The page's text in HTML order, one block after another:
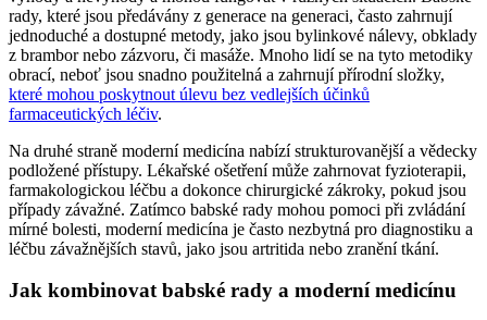
rady, které jsou předávány z generace na generaci, často zahrnují
jednoduché a dostupné metody, jako jsou bylinkové nálevy, obklady
z brambor nebo zázvoru, či masáže. Mnoho lidí se na tyto metodiky
obrací, neboť jsou snadno použitelná a zahrnují přírodní složky,
které mohou poskytnout úlevu bez vedlejších účinků
farmaceutických léčiv.
Na druhé straně moderní medicína nabízí strukturovanější a vědecky
podložené přístupy. Lékařské ošetření může zahrnovat fyzioterapii,
farmakologickou léčbu a dokonce chirurgické zákroky, pokud jsou
případy závažné. Zatímco babské rady mohou pomoci při zvládání
mírné bolesti, moderní medicína je často nezbytná pro diagnostiku a
léčbu závažnějších stavů, jako jsou artritida nebo zranění tkání.
Jak kombinovat babské rady a moderní medicínu